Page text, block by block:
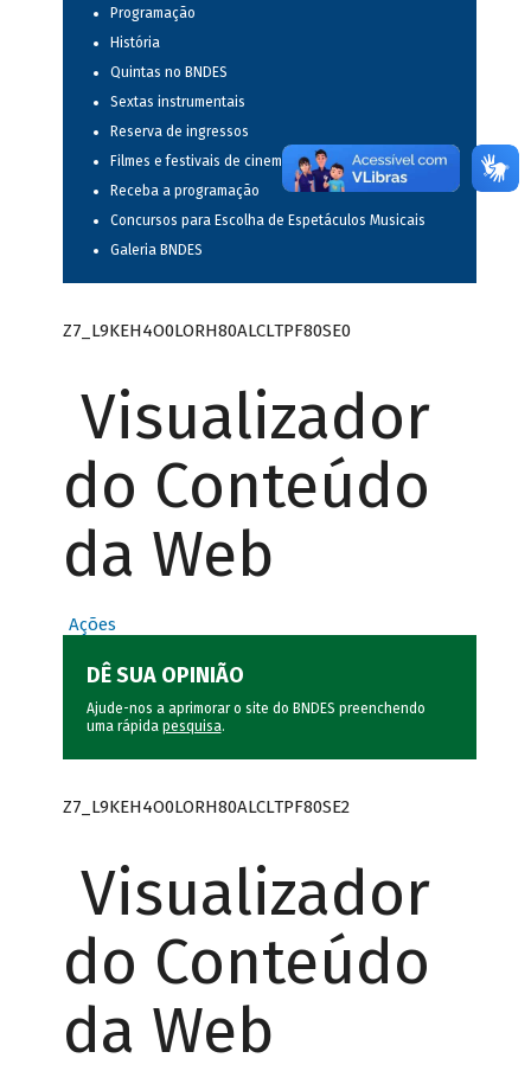
Programação
História
Quintas no BNDES
Sextas instrumentais
Reserva de ingressos
Filmes e festivais de cinema
Receba a programação
Concursos para Escolha de Espetáculos Musicais
Galeria BNDES
Z7_L9KEH4O0LORH80ALCLTPF80SE0
Visualizador
do Conteúdo
da Web
Ações
DÊ SUA OPINIÃO
Ajude-nos a aprimorar o site do BNDES preenchendo
uma rápida pesquisa.
Z7_L9KEH4O0LORH80ALCLTPF80SE2
Visualizador
do Conteúdo
da Web